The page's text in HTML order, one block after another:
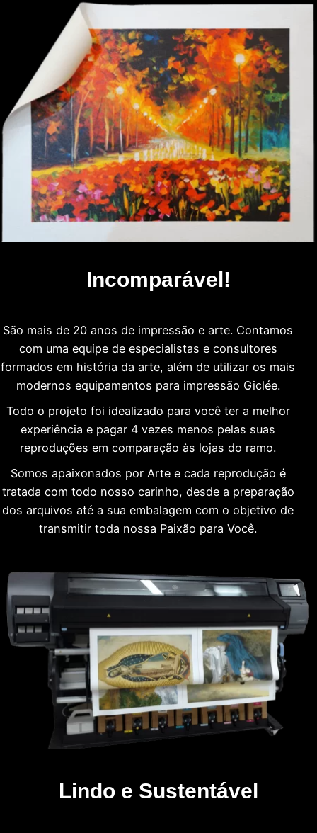
Incomparável!
São mais de 20 anos de impressão e arte. Contamos
com uma equipe de especialistas e consultores
formados em história da arte, além de utilizar os mais
modernos equipamentos para impressão Giclée.
Todo o projeto foi idealizado para você ter a melhor
experiência e pagar 4 vezes menos pelas suas
reproduções em comparação às lojas do ramo.
Somos apaixonados por Arte e cada reprodução é
tratada com todo nosso carinho, desde a preparação
dos arquivos até a sua embalagem com o objetivo de
transmitir toda nossa Paixão para Você.
Lindo e Sustentável